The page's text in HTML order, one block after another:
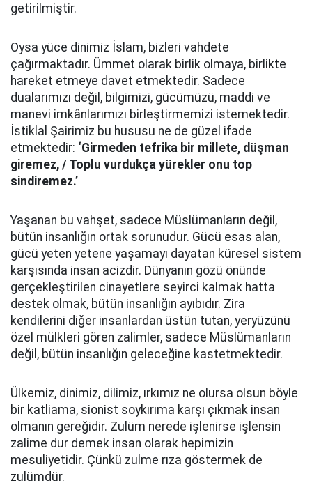
getirilmiştir.
Oysa yüce dinimiz İslam, bizleri vahdete
çağırmaktadır. Ümmet olarak birlik olmaya, birlikte
hareket etmeye davet etmektedir. Sadece
dualarımızı değil, bilgimizi, gücümüzü, maddi ve
manevi imkânlarımızı birleştirmemizi istemektedir.
İstiklal Şairimiz bu hususu ne de güzel ifade
etmektedir: ‘Girmeden tefrika bir millete, düşman
giremez, / Toplu vurdukça yürekler onu top
sindiremez.’
Yaşanan bu vahşet, sadece Müslümanların değil,
bütün insanlığın ortak sorunudur. Gücü esas alan,
gücü yeten yetene yaşamayı dayatan küresel sistem
karşısında insan acizdir. Dünyanın gözü önünde
gerçekleştirilen cinayetlere seyirci kalmak hatta
destek olmak, bütün insanlığın ayıbıdır. Zira
kendilerini diğer insanlardan üstün tutan, yeryüzünü
özel mülkleri gören zalimler, sadece Müslümanların
değil, bütün insanlığın geleceğine kastetmektedir.
Ülkemiz, dinimiz, dilimiz, ırkımız ne olursa olsun böyle
bir katliama, sionist soykırıma karşı çıkmak insan
olmanın gereğidir. Zulüm nerede işlenirse işlensin
zalime dur demek insan olarak hepimizin
mesuliyetidir. Çünkü zulme rıza göstermek de
zulümdür.